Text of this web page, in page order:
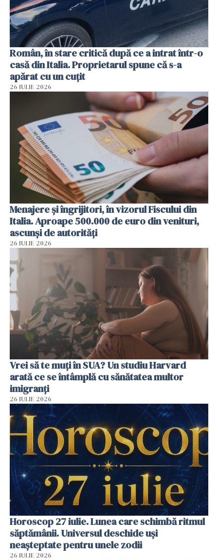
Român, în stare critică după ce a intrat într-o
casă din Italia. Proprietarul spune că s-a
apărat cu un cuțit
26 IULIE 2026
Menajere și îngrijitori, în vizorul Fiscului din
Italia. Aproape 500.000 de euro din venituri,
ascunși de autorități
26 IULIE 2026
Vrei să te muți în SUA? Un studiu Harvard
arată ce se întâmplă cu sănătatea multor
imigranți
26 IULIE 2026
Horoscop 27 iulie. Lunea care schimbă ritmul
săptămânii. Universul deschide uși
neașteptate pentru unele zodii
26 IULIE 2026